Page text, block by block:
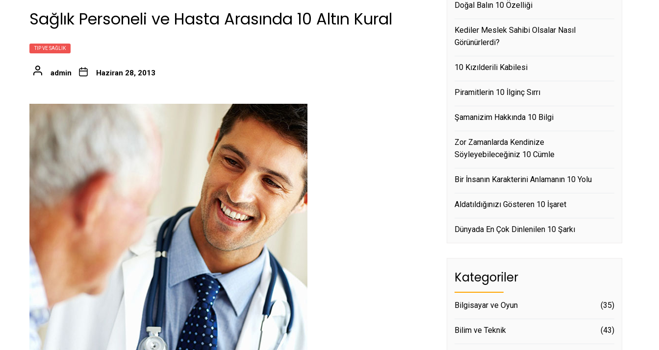
Sağlık Personeli ve Hasta Arasında 10 Altın Kural
TIP VE SAĞLIK
admin Haziran 28, 2013
Doğal Balın 10 Özelliği
Kediler Meslek Sahibi Olsalar Nasıl
Görünürlerdi?
10 Kızılderili Kabilesi
Piramitlerin 10 İlginç Sırrı
Şamanizim Hakkında 10 Bilgi
Zor Zamanlarda Kendinize
Söyleyebileceğiniz 10 Cümle
Bir İnsanın Karakterini Anlamanın 10 Yolu
Aldatıldığınızı Gösteren 10 İşaret
Dünyada En Çok Dinlenilen 10 Şarkı
Kategoriler
Bilgisayar ve Oyun (35)
Bilim ve Teknik (43)